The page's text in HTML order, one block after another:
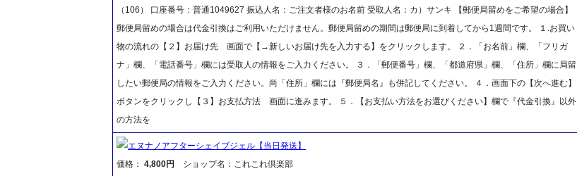
（106） 口座番号：普通1049627 振込人名：ご注文者様のお名前 受取人名：カ）サンキ 【郵便局留めをご希望の場合】
郵便局留めの場合は代金引換はご利用いただけません。郵便局留めの期間は郵便局に到着してから1週間です。 １.お買い
物の流れの【２】お届け先 画面で【→新しいお届け先を入力する】をクリックします。 ２．「お名前」欄、「フリガ
ナ」欄、「電話番号」欄には受取人の情報をご入力ください。 ３．「郵便番号」欄、「都道府県」欄、「住所」欄に局留
したい郵便局の情報をご入力ください。尚「住所」欄には『郵便局名』も併記してください。 ４．画面下の【次へ進む】
ボタンをクリックし【３】お支払方法 画面に進みます。 ５．【お支払い方法をお選びください】欄で『代金引換』以外
の方法を
エヌナノアフターシェイブジェル【当日発送】
価格： 4,800円
ショップ名：これこれ倶楽部